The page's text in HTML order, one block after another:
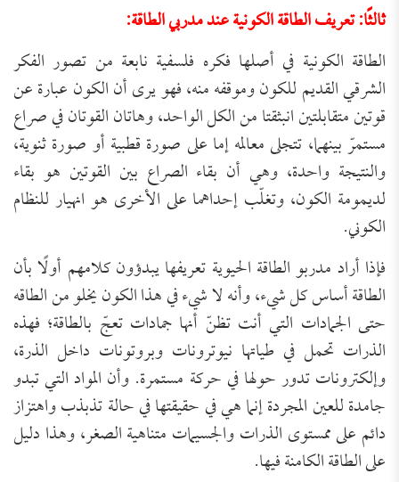
ثالثًا: تعريف الطاقة الكونية عند مدربي الطاقة:
الطاقة الكونية في أصلها فكره فلسفية نابعة من تصور الفكر
الشرقي القديم للكون وموقفه منه، فهو يرى أن الكون عبارة عن
قوتين متقابلتين انبثقتا من الكل الواحد، وهاتان القوتان في صراع
مستمرّ بينهما، تتجلى معالمه إما على صورة قطبية أو صورة ثنوية،
والنتيجة واحدة، وهي أن بقاء الصراع بين القوتين هو بقاء
لديمومة الكون، وتغلّب إحداهما على الأخرى هو انهيار للنظام
الكوني.
فإذا أراد مدربو الطاقة الحيوية تعريفها يبدؤون كلامهم أولًا بأن
الطاقة أساس كل شيء، وأنه لا شيء في هذا الكون يخلو من الطاقه
حتى الجمادات التي أنت تظنّ أنها جمادات تعجّ بالطاقة؛ فهذه
الذرات تحمل في طياتها نيوترونات وبروتونات داخل الذرة،
وإلكترونات تدور حولها في حركة مستمرة. وأن المواد التي تبدو
جامدة للعين المجردة إنما هي في حقيقتها في حالة تذبذب واهتزاز
دائم على ممستوى الذرات والجسيمات متناهية الصغر، وهذا دليل
على الطاقة الكامنة فيها.